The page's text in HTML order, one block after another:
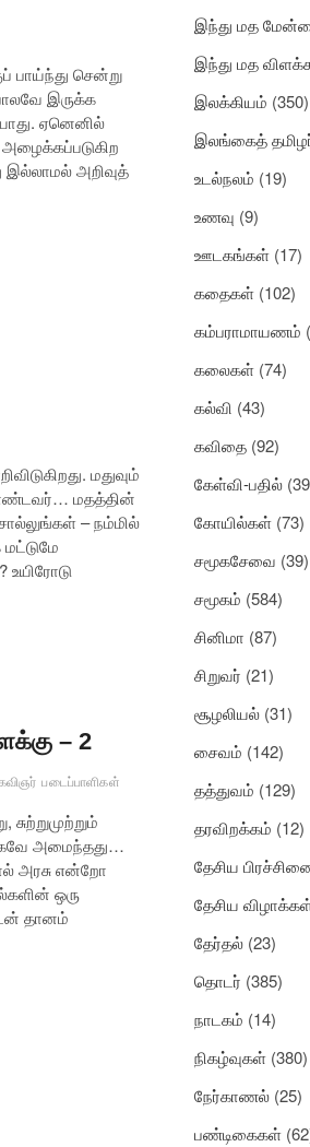
பாய்ந்து சென்று
இருக்க
ஏனெனில்
அறிவுத்
மதுவும்
மதத்தின்
– நம்மில்
– 2
படைப்பாளிகள்
அமைந்தது…
அரசு என்றோ
ஒரு
தானம்
இந்து மத
இந்து மத
இலக்கியம் (350)
இலங்கைத்
உடல்நலம் (19)
உணவு (9)
ஊடகங்கள் (17)
கதைகள் (102)
கம்பராமாயணம்
கலைகள் (74)
கல்வி (43)
கவிதை (92)
கேள்வி-பதில்
கோயில்கள் (73)
சமூகசேவை (39)
சமூகம் (584)
சினிமா (87)
சிறுவர் (21)
சூழலியல் (31)
சைவம் (142)
தத்துவம் (129)
தரவிறக்கம் (12)
தேசிய
தேசிய
தேர்தல் (23)
தொடர் (385)
நாடகம் (14)
நிகழ்வுகள் (380)
நேர்காணல் (25)
பண்டிகைகள்